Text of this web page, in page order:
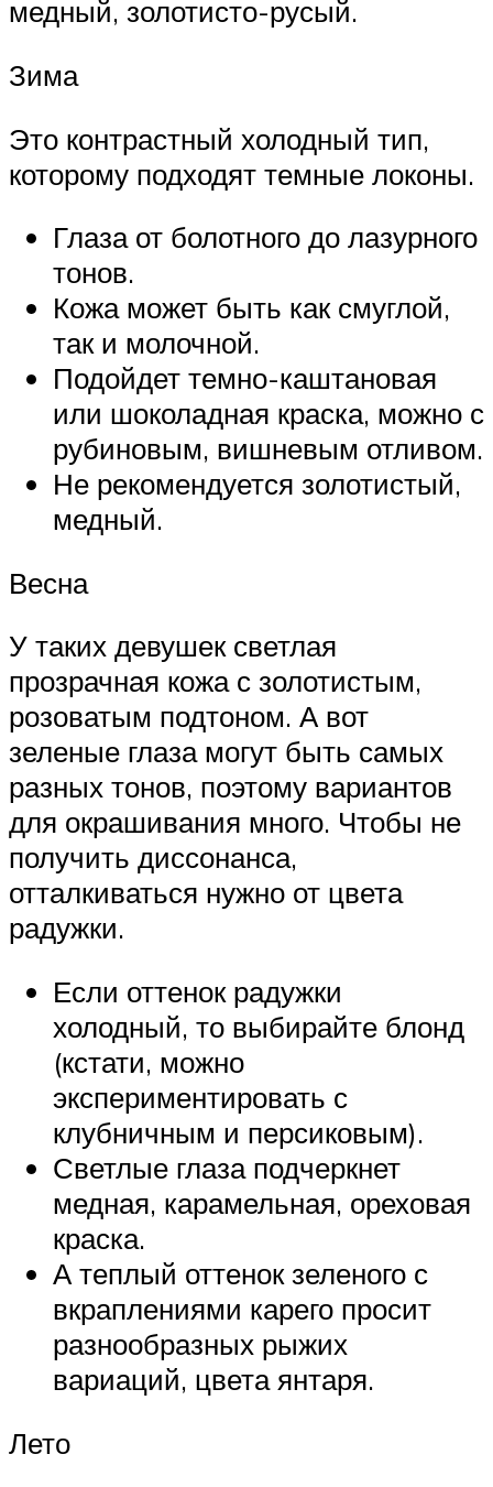
медный, золотисто-русый.
Зима
Это контрастный холодный тип,
которому подходят темные локоны.
Глаза от болотного до лазурного
тонов.
Кожа может быть как смуглой,
так и молочной.
Подойдет темно-каштановая
или шоколадная краска, можно с
рубиновым, вишневым отливом.
Не рекомендуется золотистый,
медный.
Весна
У таких девушек светлая
прозрачная кожа с золотистым,
розоватым подтоном. А вот
зеленые глаза могут быть самых
разных тонов, поэтому вариантов
для окрашивания много. Чтобы не
получить диссонанса,
отталкиваться нужно от цвета
радужки.
Если оттенок радужки
холодный, то выбирайте блонд
(кстати, можно
экспериментировать с
клубничным и персиковым).
Светлые глаза подчеркнет
медная, карамельная, ореховая
краска.
А теплый оттенок зеленого с
вкраплениями карего просит
разнообразных рыжих
вариаций, цвета янтаря.
Лето